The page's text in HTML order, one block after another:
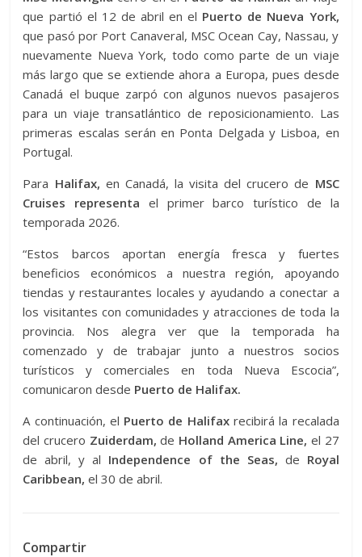
que partió el 12 de abril en el Puerto de Nueva York,
que pasó por Port Canaveral, MSC Ocean Cay, Nassau, y
nuevamente Nueva York, todo como parte de un viaje
más largo que se extiende ahora a Europa, pues desde
Canadá el buque zarpó con algunos nuevos pasajeros
para un viaje transatlántico de reposicionamiento. Las
primeras escalas serán en Ponta Delgada y Lisboa, en
Portugal.
Para Halifax, en Canadá, la visita del crucero de MSC
Cruises representa el primer barco turístico de la
temporada 2026.
“Estos barcos aportan energía fresca y fuertes
beneficios económicos a nuestra región, apoyando
tiendas y restaurantes locales y ayudando a conectar a
los visitantes con comunidades y atracciones de toda la
provincia. Nos alegra ver que la temporada ha
comenzado y de trabajar junto a nuestros socios
turísticos y comerciales en toda Nueva Escocia”,
comunicaron desde Puerto de Halifax.
A continuación, el Puerto de Halifaxrecibirá la recalada
del crucero Zuiderdam, de Holland America Line, el 27
de abril, y al Independence of the Seas, de Royal
Caribbean,el 30 de abril.
Compartir